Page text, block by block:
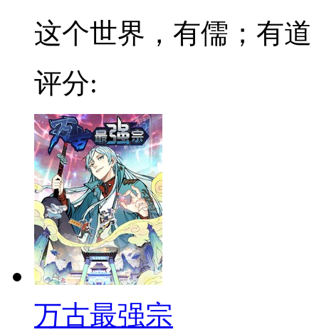
这个世界，有儒；有道
评分:
万古最强宗